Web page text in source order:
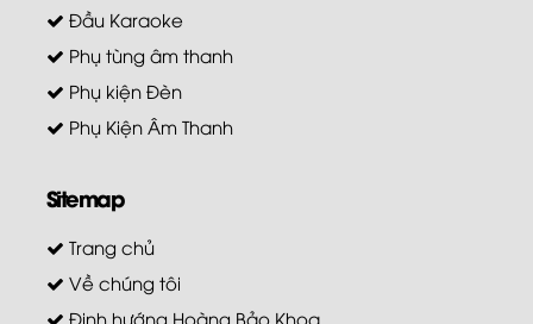
Đầu Karaoke
Phụ tùng âm thanh
Phụ kiện Đèn
Phụ Kiện Âm Thanh
Sitemap
Trang chủ
Về chúng tôi
Định hướng Hoàng Bảo Khoa